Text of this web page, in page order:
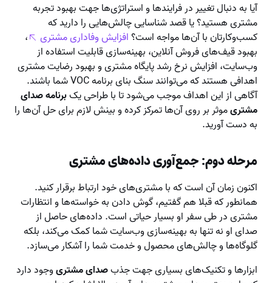
آیا به دنبال تغییر در فرایندها و استراتژی‌ها جهت بهبود تجربه
مشتری هستید؟ یا قصد شناسایی چالش‌هایی را دارید که
کسب‌وکارتان با آن‌ها مواجه است؟افزایش وفاداری مشتری
،
بهبود قیف‌های فروش آنلاین، بهینه‌سازی قابلیت استفاده از
وب‌سایت، افزایش نرخ رشد پایگاه مشتری و بهبود رضایت مشتری
اهدافی هستند که می‌توانند سنگ بنای برنامه VOC شما باشند.
آگاهی از این اهداف موجب می‌شود تا با طراحی یکبرنامه صدای
مشتریموثر بر روی آن‌ها تمرکز کرده و بینش لازم برای حل آن‌ها را
به دست آورید.
مرحله دوم: جمع‌آوری داده‌های مشتری
اکنون زمان آن است که با مشتری‌های خود ارتباط برقرار کنید.
همانطور که قبلا هم گفتیم، گوش دادن به خواسته‌ها و انتظارات
مشتری در طی سفر او بسیار حیاتی است. داده‌های حاصل از
صدای او نه تنها به بهینه‌سازی وب‌سایت شما کمک می‌کند، بلکه
گلوگاه‌ها و چالش‌های محصول و خدمت شما را آشکار می‌سازد.
ابزارها و تکنیک‌های بسیاری جهت جذبصدای مشتریوجود دارد